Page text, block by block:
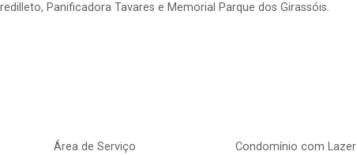
Panificadora Tavares e Memorial Parque dos Girassóis.
Área de Serviço
Condomínio com Lazer